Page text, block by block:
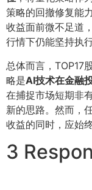
策略的回撤修复能
收益面前微不足道
行情下仍能坚持执行
总体而言，TOP17
略是AI技术在金融
在捕捉市场短期非
新的思路。然而，
收益的同时，应始
3